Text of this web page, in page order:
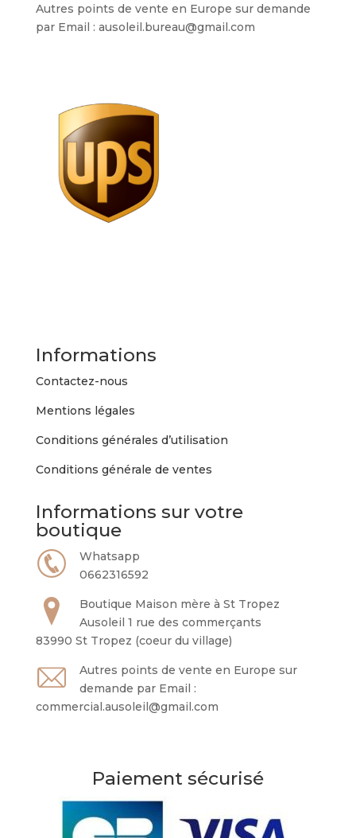
Autres points de vente en Europe sur demande
par Email : ausoleil.bureau@gmail.com
Informations
Contactez-nous
Mentions légales
Conditions générales d’utilisation
Conditions générale de ventes
Informations sur votre
boutique
Whatsapp
0662316592
Boutique Maison mère à St Tropez
Ausoleil 1 rue des commerçants
83990 St Tropez (coeur du village)
Autres points de vente en Europe sur
demande par Email :
commercial.ausoleil@gmail.com
Paiement sécurisé